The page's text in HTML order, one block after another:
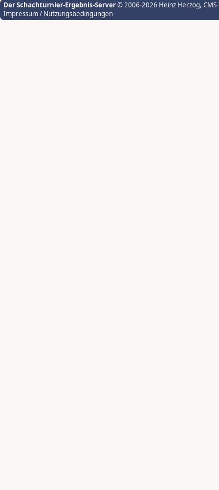
Der Schachturnier-Ergebnis-Server© 2006-2026 Heinz Herzog,
Impressum / Nutzungsbedingungen